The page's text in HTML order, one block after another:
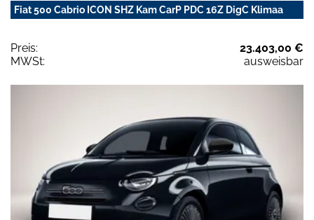
Fiat 500 Cabrio ICON SHZ Kam CarP PDC 16Z DigC Klimaa
Preis:
23.403,00 €
MWSt:
ausweisbar